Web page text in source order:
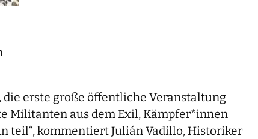
die erste große öffentliche Veranstaltung
Militanten aus dem Exil, Kämpfer*innen
teil“, kommentiert Julián Vadillo, Historiker